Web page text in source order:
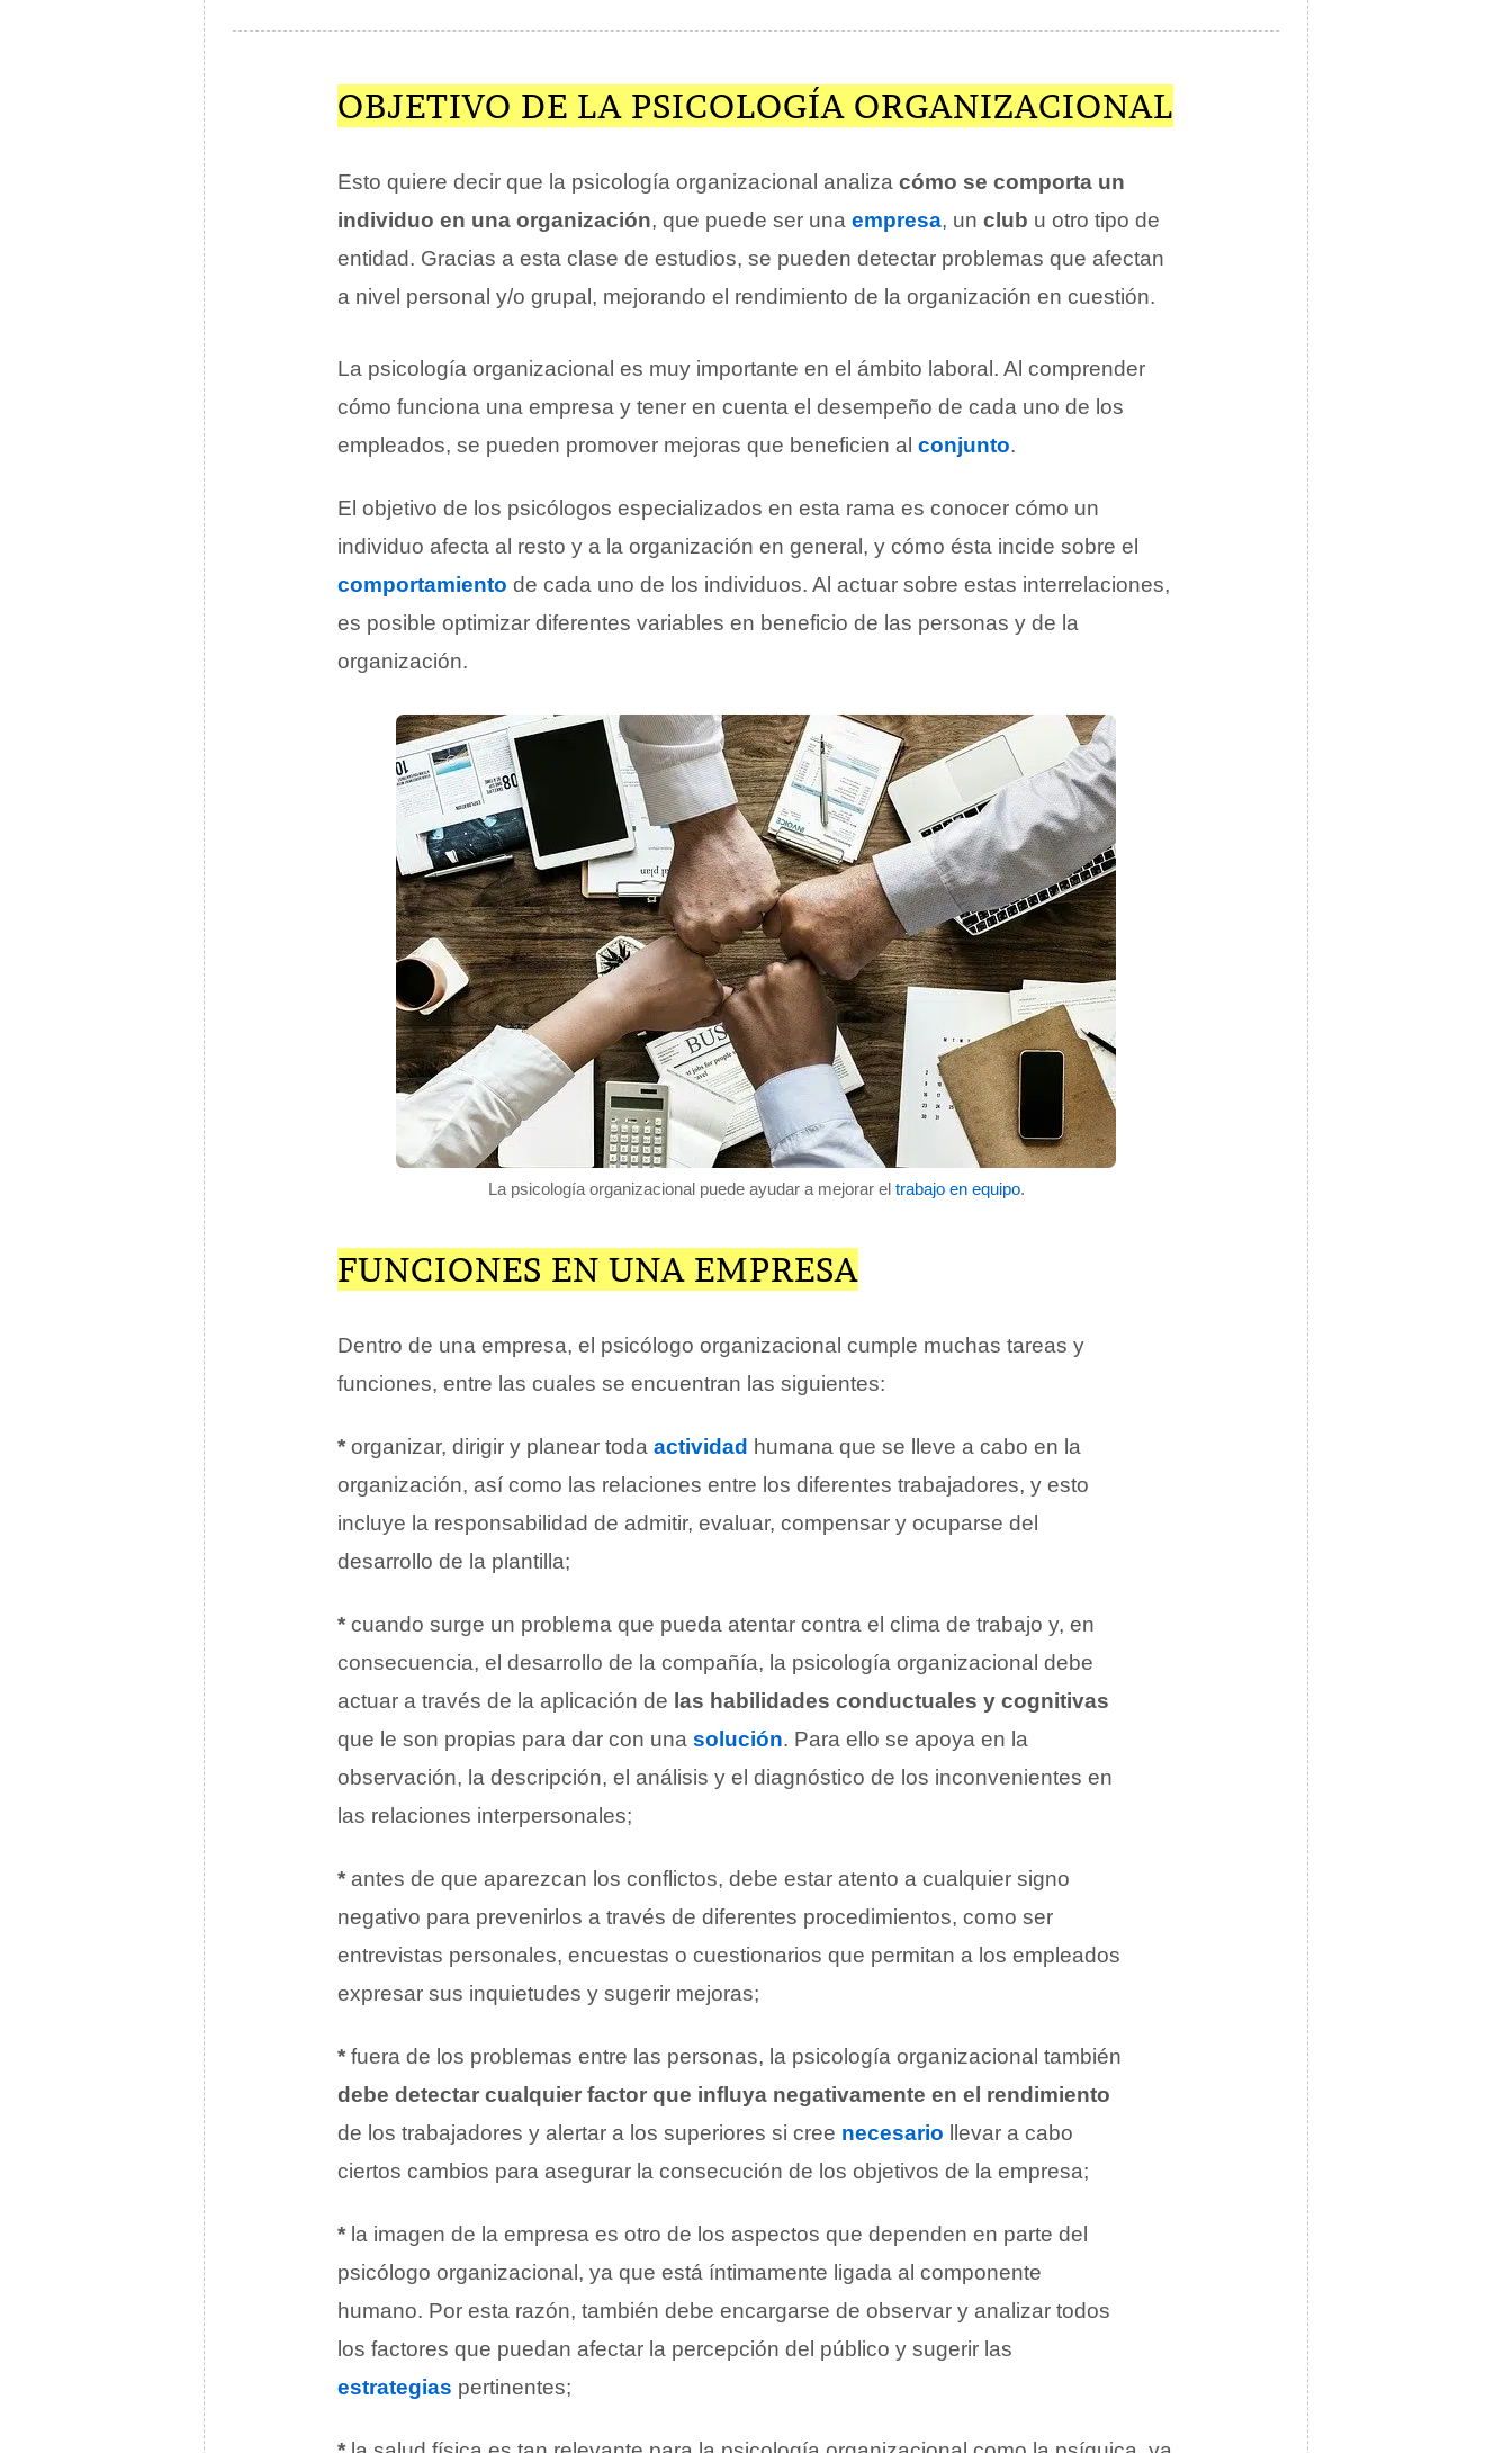
OBJETIVO DE LA PSICOLOGÍA ORGANIZACIONAL
Esto quiere decir que la psicología organizacional analiza cómo se comporta un
individuo en una organización, que puede ser una empresa, un club u otro tipo de
entidad. Gracias a esta clase de estudios, se pueden detectar problemas que afectan
a nivel personal y/o grupal, mejorando el rendimiento de la organización en cuestión.
La psicología organizacional es muy importante en el ámbito laboral. Al comprender
cómo funciona una empresa y tener en cuenta el desempeño de cada uno de los
empleados, se pueden promover mejoras que beneficien al conjunto.
El objetivo de los psicólogos especializados en esta rama es conocer cómo un
individuo afecta al resto y a la organización en general, y cómo ésta incide sobre el
comportamiento de cada uno de los individuos. Al actuar sobre estas interrelaciones,
es posible optimizar diferentes variables en beneficio de las personas y de la
organización.
La psicología organizacional puede ayudar a mejorar el trabajo en equipo.
FUNCIONES EN UNA EMPRESA
Dentro de una empresa, el psicólogo organizacional cumple muchas tareas y
funciones, entre las cuales se encuentran las siguientes:
* organizar, dirigir y planear toda actividad humana que se lleve a cabo en la
organización, así como las relaciones entre los diferentes trabajadores, y esto
incluye la responsabilidad de admitir, evaluar, compensar y ocuparse del
desarrollo de la plantilla;
* cuando surge un problema que pueda atentar contra el clima de trabajo y, en
consecuencia, el desarrollo de la compañía, la psicología organizacional debe
actuar a través de la aplicación de las habilidades conductuales y cognitivas
que le son propias para dar con una solución. Para ello se apoya en la
observación, la descripción, el análisis y el diagnóstico de los inconvenientes en
las relaciones interpersonales;
* antes de que aparezcan los conflictos, debe estar atento a cualquier signo
negativo para prevenirlos a través de diferentes procedimientos, como ser
entrevistas personales, encuestas o cuestionarios que permitan a los empleados
expresar sus inquietudes y sugerir mejoras;
* fuera de los problemas entre las personas, la psicología organizacional también
debe detectar cualquier factor que influya negativamente en el rendimiento
de los trabajadores y alertar a los superiores si cree necesario llevar a cabo
ciertos cambios para asegurar la consecución de los objetivos de la empresa;
* la imagen de la empresa es otro de los aspectos que dependen en parte del
psicólogo organizacional, ya que está íntimamente ligada al componente
humano. Por esta razón, también debe encargarse de observar y analizar todos
los factores que puedan afectar la percepción del público y sugerir las
estrategias pertinentes;